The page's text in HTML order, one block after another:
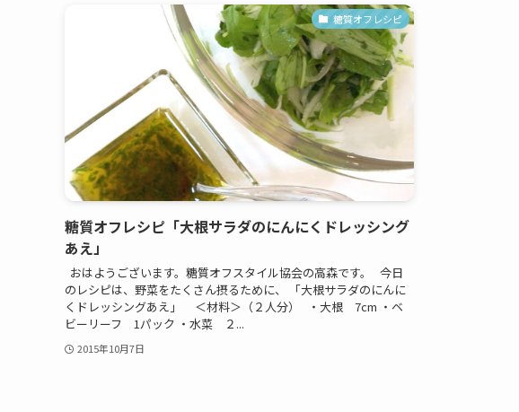
糖質オフレシピ
糖質オフレシピ「大根サラダのにんにくドレッシング
あえ」
おはようございます。糖質オフスタイル協会の高森です。 今日
のレシピは、野菜をたくさん摂るために、 「大根サラダのにんに
くドレッシングあえ」 ＜材料＞（２人分） ・大根 7cm ・ベ
ビーリーフ 1パック ・水菜 ２...
2015年10月7日